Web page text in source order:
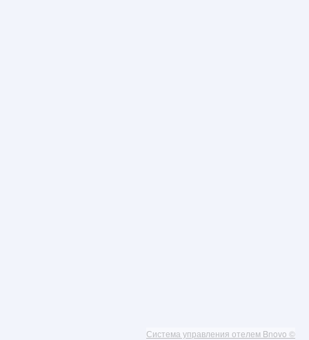
Система управления отелем Bnovo ©